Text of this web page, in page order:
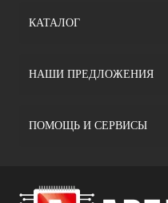
КАТАЛОГ
НАШИ ПРЕДЛОЖЕНИЯ
ПОМОЩЬ И СЕРВИСЫ